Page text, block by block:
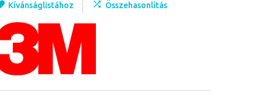
Kívánságlistához Összehasonlítás